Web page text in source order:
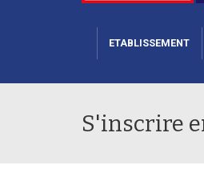
ETABLISSEMENT
S'inscrire